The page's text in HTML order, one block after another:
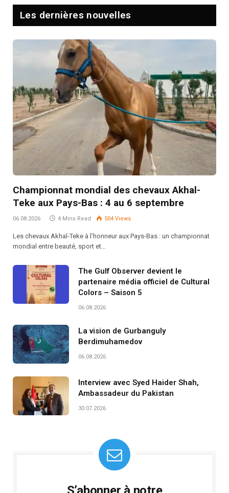
Les dernières nouvelles
Championnat mondial des chevaux Akhal-
Teke aux Pays-Bas : 4 au 6 septembre
06.08.2026 4 Mins Read 504 Views
Les chevaux Akhal-Teke à l’honneur aux Pays-Bas : un championnat
mondial entre beauté, sport et…
The Gulf Observer devient le
partenaire média officiel de Cultural
Colors – Saison 5
06.08.2026
La vision de Gurbanguly
Berdimuhamedov
06.08.2026
Interview avec Syed Haider Shah,
Ambassadeur du Pakistan
30.07.2026